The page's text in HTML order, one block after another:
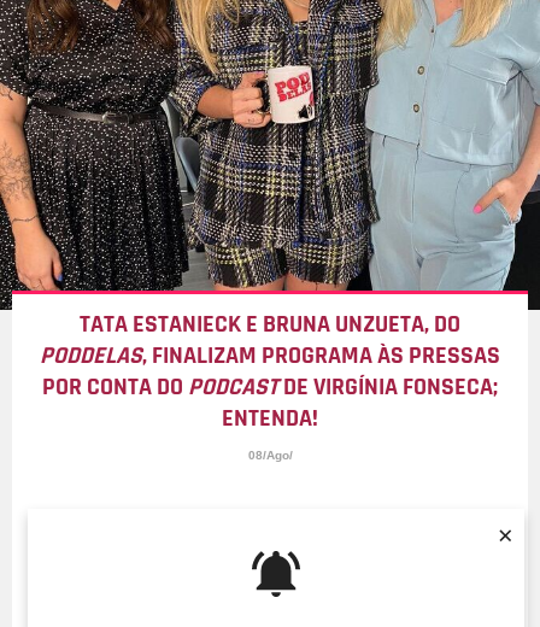
×
TATA ESTANIECK E BRUNA UNZUETA, DO
PODDELAS, FINALIZAM PROGRAMA ÀS PRESSAS
POR CONTA DO PODCASTDE VIRGÍNIA FONSECA;
ENTENDA!
08/Ago/